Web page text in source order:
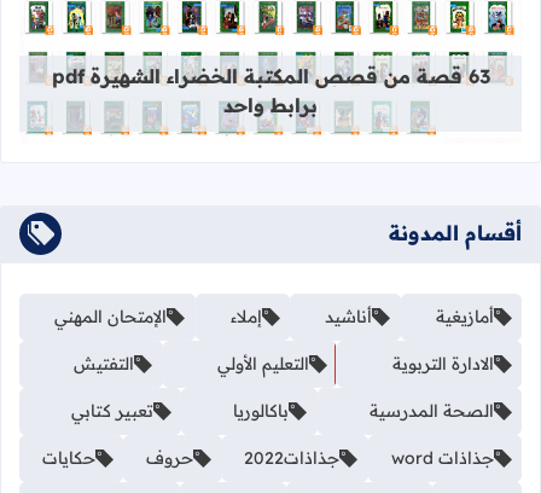
قراءة المزيد عن 63 قصة من قصص المكتبة الخضراء الشهيرة pdf برابط واحد
63 قصة من قصص المكتبة الخضراء الشهيرة pdf
برابط واحد
أقسام المدونة
أمازيغية أناشيد إملاء الإمتحان المهني
الادارة التربوية التعليم الأولي التفتيش
الصحة المدرسية باكالوريا تعبير كتابي
جذاذات word جذاذات2022 حروف حكايات